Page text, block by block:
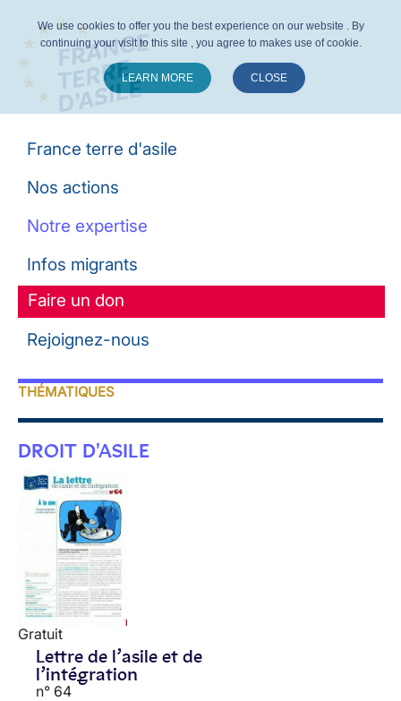
France terre d'asile
Nos actions
Notre expertise
Infos migrants
Faire un don
Rejoignez-nous
THÉMATIQUES
DROIT D'ASILE
Gratuit
Lettre de l’asile et de
l’intégration
n° 64
We use cookies to offer you the best experience on our website . By
continuing your visit to this site , you agree to makes use of cookie.
LEARN MORE CLOSE